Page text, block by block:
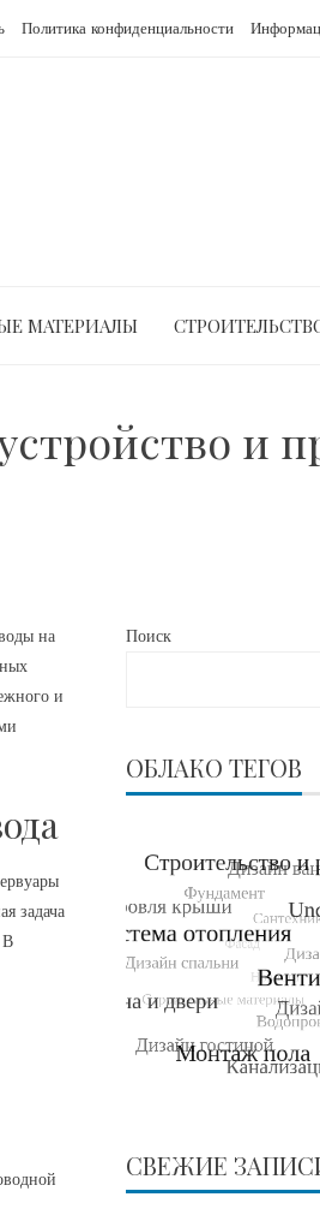
Политика конфиденциальности
МАТЕРИАЛЫ
и
на
и
задача
В
Поиск
ОБЛАКО ТЕГОВ
СВЕЖИЕ